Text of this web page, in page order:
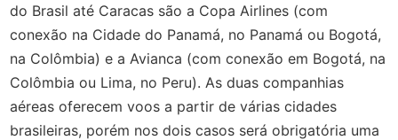
do Brasil até Caracas são a Copa Airlines (com
conexão na Cidade do Panamá, no Panamá ou Bogotá,
na Colômbia) e a Avianca (com conexão em Bogotá, na
Colômbia ou Lima, no Peru). As duas companhias
aéreas oferecem voos a partir de várias cidades
brasileiras, porém nos dois casos será obrigatória uma